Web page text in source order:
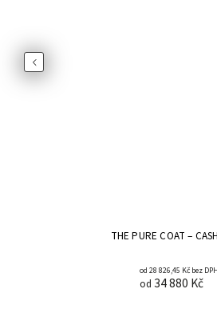
Previous
THE PURE
od 28 826,45 Kč bez DPH
od 34 880 Kč